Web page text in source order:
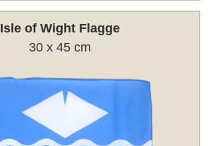
Isle of Wight Flagge
30 x 45 cm